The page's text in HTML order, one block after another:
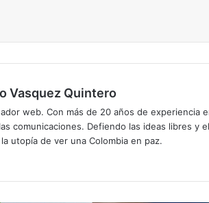
Vasquez Quintero
web. Con más de 20 años de experiencia
comunicaciones. Defiendo las ideas libres y
utopía de ver una Colombia en paz.